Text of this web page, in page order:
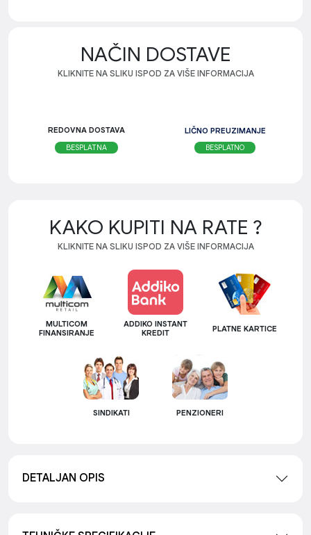
NAČIN DOSTAVE
KLIKNITE NA SLIKU ISPOD ZA VIŠE INFORMACIJA
REDOVNA DOSTAVA
BESPLATNA
LIČNO PREUZIMANJE
BESPLATNO
KAKO KUPITI NA RATE ?
KLIKNITE NA SLIKU ISPOD ZA VIŠE INFORMACIJA
MULTICOM
FINANSIRANJE
ADDIKO INSTANT
KREDIT
PLATNE KARTICE
SINDIKATI PENZIONERI
DETALJAN OPIS